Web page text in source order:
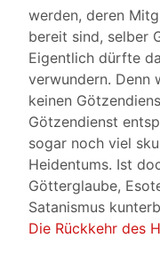
werden, deren
bereit sind, selber
Eigentlich dürfte
verwundern. Denn
keinen
Götzendienst
sogar noch viel
Heidentums. Ist
Götterglaube,
Satanismus
Die Rückkehr des